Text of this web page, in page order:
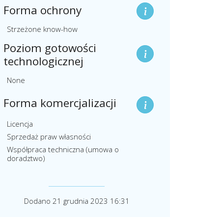
Forma ochrony
Strzeżone know-how
Poziom gotowości
technologicznej
None
Forma komercjalizacji
Licencja
Sprzedaż praw własności
Współpraca techniczna (umowa o
doradztwo)
Dodano 21 grudnia 2023 16:31